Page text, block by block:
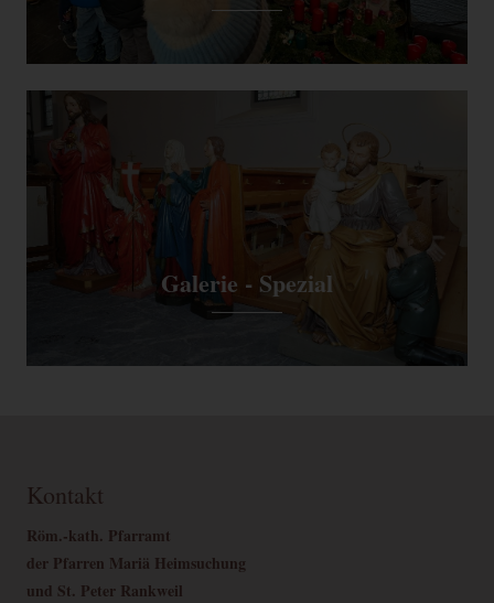
Galerie - Spezial
Kontakt
Röm.-kath. Pfarramt
der Pfarren Mariä Heimsuchung
und St. Peter Rankweil